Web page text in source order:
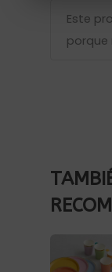
Este
porque